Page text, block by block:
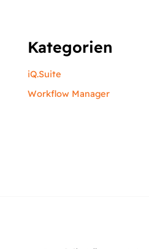
Kategorien
iQ.Suite
Workflow Manager